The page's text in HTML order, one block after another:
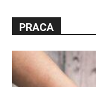
PRACA